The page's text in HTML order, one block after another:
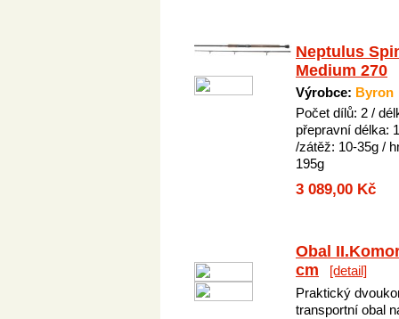
Neptulus
Medium 270
Výrobce: Byron
Počet dílů: 2 /
přepravní délka:
/zátěž: 10-35g /
195g
3 089,00 Kč
Obal
cm
[detail]
Praktický
transportní obal